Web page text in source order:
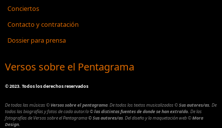
Conciertos
Contacto y contratación
Dossier para prensa
Versos sobre el Pentagrama
©2023. Todos los derechos reservados
De todas las músicas© Versos sobre el pentagrama. De todos los textos musicalizados©Sus autores/as. De
todos las biografías y fotos de cada autor/a© las distintas fuentes de donde se han extraído. De las
fotografías de Versos sobre el Pentagrama© Sus autores/as. Del diseño y la maquetación web©Mora
Design.